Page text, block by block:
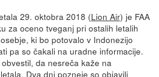
29. oktobra 2018 (Lion Air) je FAA
za oceno tveganj pri ostalih letalih
ki bo potovalo v Indonezijo
pa so čakali na uradne informacije.
da nesreča kaže na
Dva dni pozneje so objavili